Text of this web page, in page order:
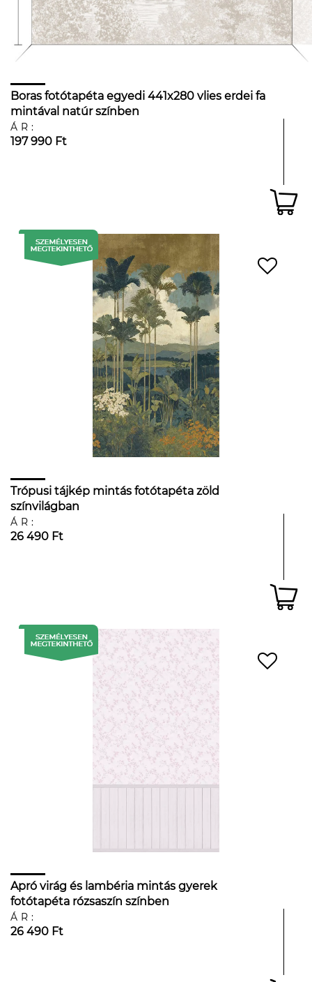
Boras fotótapéta egyedi 441x280 vlies erdei fa
mintával natúr színben
ÁR:
197 990 Ft
Trópusi tájkép mintás fotótapéta zöld
színvilágban
ÁR:
26 490 Ft
Apró virág és lambéria mintás gyerek
fotótapéta rózsaszín színben
ÁR:
26 490 Ft